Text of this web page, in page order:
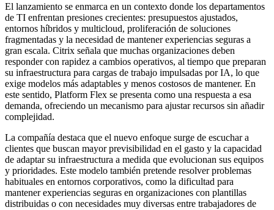
El lanzamiento se enmarca en un contexto donde los departamentos
de TI enfrentan presiones crecientes: presupuestos ajustados,
entornos híbridos y multicloud, proliferación de soluciones
fragmentadas y la necesidad de mantener experiencias seguras a
gran escala. Citrix señala que muchas organizaciones deben
responder con rapidez a cambios operativos, al tiempo que preparan
su infraestructura para cargas de trabajo impulsadas por IA, lo que
exige modelos más adaptables y menos costosos de mantener. En
este sentido, Platform Flex se presenta como una respuesta a esa
demanda, ofreciendo un mecanismo para ajustar recursos sin añadir
complejidad.
La compañía destaca que el nuevo enfoque surge de escuchar a
clientes que buscan mayor previsibilidad en el gasto y la capacidad
de adaptar su infraestructura a medida que evolucionan sus equipos
y prioridades. Este modelo también pretende resolver problemas
habituales en entornos corporativos, como la dificultad para
mantener experiencias seguras en organizaciones con plantillas
distribuidas o con necesidades muy diversas entre trabajadores de